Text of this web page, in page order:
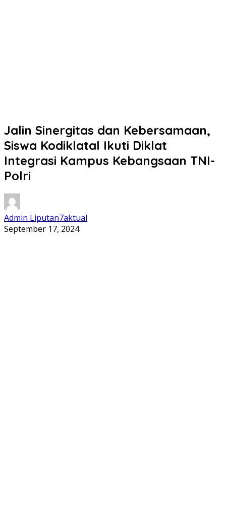
Jalin Sinergitas dan Kebersamaan,
Siswa Kodiklatal Ikuti Diklat
Integrasi Kampus Kebangsaan TNI-
Polri
Admin Liputan7aktual
September 17, 2024